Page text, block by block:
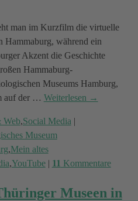
man im Kurzfilm die virtuelle
Hammaburg, während ein
Akzent die Geschichte
Hammaburg-
Museums Hamburg,
auf der … Weiterlesen →
Web,Social Media |
Museum
,Mein altes
,YouTube| 11 Kommentare
Museen in